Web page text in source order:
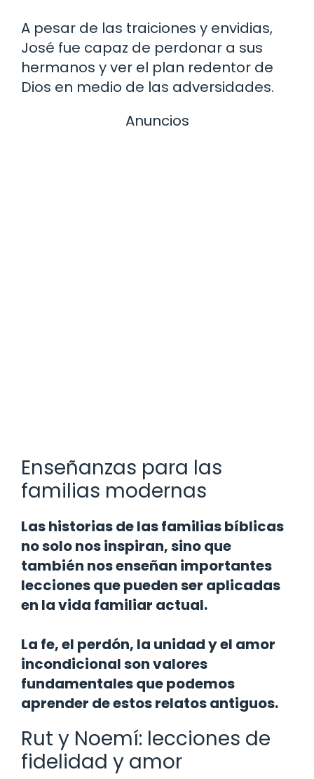
A pesar de las traiciones y envidias,
José fue capaz de perdonar a sus
hermanos y ver el plan redentor de
Dios en medio de las adversidades.
Anuncios
Enseñanzas para las
familias modernas
Las historias de las familias bíblicas
no solo nos inspiran, sino que
también nos enseñan importantes
lecciones que pueden ser aplicadas
en la vida familiar actual.
La fe, el perdón, la unidad y el amor
incondicional son valores
fundamentales que podemos
aprender de estos relatos antiguos.
Rut y Noemí: lecciones de
fidelidad y amor